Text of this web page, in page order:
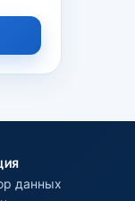
данных